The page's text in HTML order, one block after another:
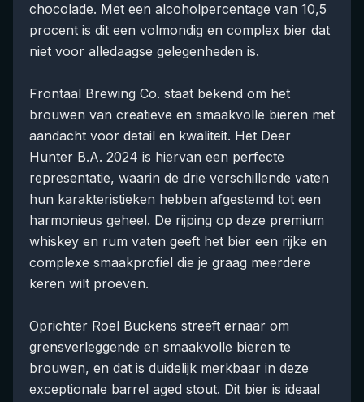
chocolade. Met een alcoholpercentage van 10,5
procent is dit een volmondig en complex bier dat
niet voor alledaagse gelegenheden is.
Frontaal Brewing Co. staat bekend om het
brouwen van creatieve en smaakvolle bieren met
aandacht voor detail en kwaliteit. Het Deer
Hunter B.A. 2024 is hiervan een perfecte
representatie, waarin de drie verschillende vaten
hun karakteristieken hebben afgestemd tot een
harmonieus geheel. De rijping op deze premium
whiskey en rum vaten geeft het bier een rijke en
complexe smaakprofiel die je graag meerdere
keren wilt proeven.
Oprichter Roel Buckens streeft ernaar om
grensverleggende en smaakvolle bieren te
brouwen, en dat is duidelijk merkbaar in deze
exceptionale barrel aged stout. Dit bier is ideaal